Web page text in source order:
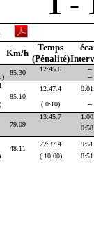
Km/h
Temps
(Pénalité)
85.30 12:45.6
--
) --
85.10
12:47.4
( 0:10) --
79.09
13:45.7
48.11
22:37.4
( 10:00)